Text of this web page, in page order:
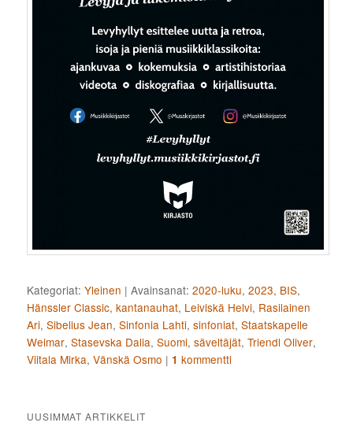
Kategoriat: Yleinen |Avainsanat: 2020-luku,2023, BIS,
Hänssler Classic,kantanauhat, Leiviskä Helvi, Rasilainen
Ari,Sibelius Jean,Sinfonia Lahti,sinfoniat,Staatskapelle
Weimar,Stasevska Dalia,Suomi,säveltäjät,Triendl Oliver,
Viitala Mirka,Vänskä Osmo | 1 kommentti
UUSIMMAT ARTIKKELIT